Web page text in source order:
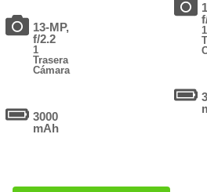
13-MP,
f/2.2
1
Trasera
Cámara
3000
mAh
1